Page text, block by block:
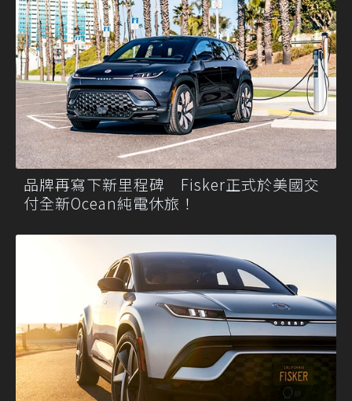
品牌再寫下新里程碑 Fisker正式於美國交
付全新Ocean純電休旅！